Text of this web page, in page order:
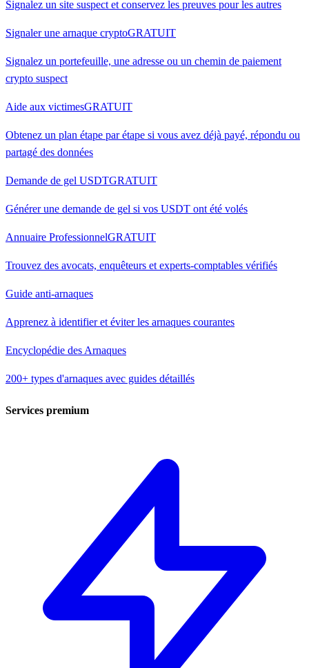
Signalez un site suspect et conservez les preuves pour les autres
Signaler une arnaque cryptoGRATUIT
Signalez un portefeuille, une adresse ou un chemin de paiement
crypto suspect
Aide aux victimesGRATUIT
Obtenez un plan étape par étape si vous avez déjà payé, répondu ou
partagé des données
Demande de gel USDTGRATUIT
Générer une demande de gel si vos USDT ont été volés
Annuaire ProfessionnelGRATUIT
Trouvez des avocats, enquêteurs et experts-comptables vérifiés
Guide anti-arnaques
Apprenez à identifier et éviter les arnaques courantes
Encyclopédie des Arnaques
200+ types d'arnaques avec guides détaillés
Services premium